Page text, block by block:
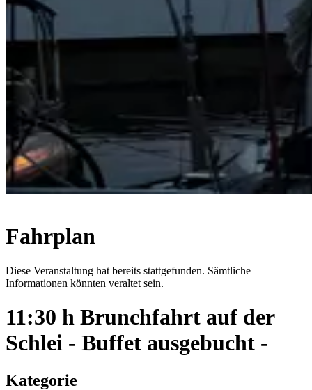
Fahrplan
Diese Veranstaltung hat bereits stattgefunden. Sämtliche
Informationen könnten veraltet sein.
11:30 h Brunchfahrt auf der
Schlei - Buffet ausgebucht -
Kategorie